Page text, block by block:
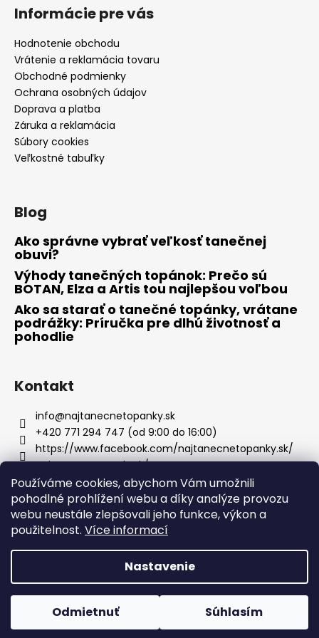
Používáme cookies, abychom Vám umožnili
pohodlné prohlížení webu a díky analýze provozu
webu neustále zlepšovali jeho funkce, výkon a
použitelnost. Více informací
Nastavenie
Odmietnuť Súhlasím
a
e
Informácie pre vás
Hodnotenie obchodu
Vrátenie a reklamácia tovaru
Obchodné podmienky
Ochrana osobných údajov
Doprava a platba
Záruka a reklamácia
Súbory cookies
Veľkostné tabuľky
Blog
Ako správne vybrať veľkosť tanečnej
obuvi?
Výhody tanečných topánok: Prečo sú
BOTAN, Elza a Artis tou najlepšou voľbou
Ako sa starať o tanečné topánky, vrátane
podrážky: Príručka pre dlhú životnosť a
pohodlie
Kontakt
info@najtanecnetopanky.sk
+420 771 294 747 (od 9:00 do 16:00)
https://www.facebook.com/najtanecnetopanky.sk/
najtanecnetopankysk/
Facebook
Copyright 2026nejtanecnetopanky.sk. Všetky práva
vyhradené.
Upraviť nastavenie cookies